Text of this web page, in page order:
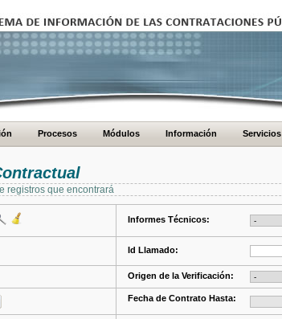
Procesos Módulos Información Servicios
registros que encontrará
Informes Técnicos:
Id Llamado:
Origen de la Verificación:
Fecha de Contrato Hasta: